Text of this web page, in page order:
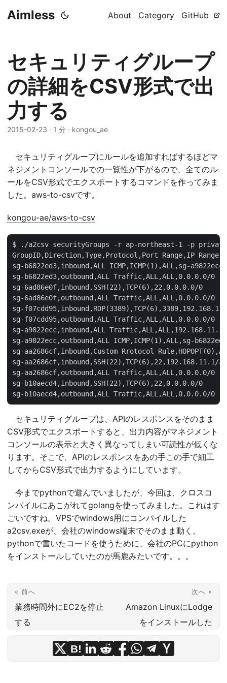
Aimless About Category GitHub
セキュリティグループ
の詳細をCSV形式で出
力する
2015-02-23 · 1 分 · kongou_ae
セキュリティグループにルールを追加すればするほどマ
ネジメントコンソールでの一覧性が下がるので、全てのル
ールをCSV形式でエクスポートするコマンドを作ってみま
した。aws-to-csvです。
kongou-ae/aws-to-csv
$ ./a2csv securityGroups -r ap-northeast-1 -p private
GroupID,Direction,Type,Protocol,Port Range,IP Range
sg-b6822ed3,inbound,ALL ICMP,ICMP(1),ALL,sg-a9822ecc
sg-b6822ed3,outbound,ALL Traffic,ALL,ALL,0.0.0.0/0
sg-6ad86e0f,inbound,SSH(22),TCP(6),22,0.0.0.0/0
sg-6ad86e0f,outbound,ALL Traffic,ALL,ALL,0.0.0.0/0
sg-
sg-f07cdd95,outbound,ALL Traffic,ALL,ALL,0.0.0.0/0
sg-a9822ecc,inbound,ALL
sg-a9822ecc,outbound,ALL ICMP,ICMP(1),ALL,sg-b6822ed3
sg-aa2686cf,inbound,Custom Rrotocol
sg-aa2686cf,inbound,SSH(22),TCP(6),22,192.168.11.1/32
sg-aa2686cf,outbound,ALL Traffic,ALL,ALL,0.0.0.0/0
sg-b10aecd4,inbound,SSH(22),TCP(6),22,0.0.0.0/0
セキュリティグループは、APIのレスポンスをそのまま
CSV形式でエクスポートすると、出力内容がマネジメント
コンソールの表示と大きく異なってしまい可読性が低くな
ります。そこで、APIのレスポンスをあの手この手で細工
してからCSV形式で出力するようにしています。
今までpythonで遊んでいましたが、今回は、クロスコ
ンパイルにあこがれてgolangを使ってみました。これはす
ごいですね。VPSでwindows用にコンパイルした
a2csv.exeが、会社のwindows端末でそのまま動く。
pythonで書いたコードを使うために、会社のPCにpython
をインストールしていたのが馬鹿みたいです。。。
« 前へ
業務時間外にEC2を停止
する
次へ »
Amazon LinuxにLodge
をインストールした
B!